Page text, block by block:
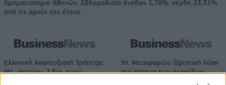
Χρηματιστήριο Αθηνών: Εβδομαδιαία άνοδος 1,76%, κέρδη 23,31%
από τις αρχές του έτους
Ελληνική Αναπτυξιακή Τράπεζα:
Με «προίκα» 2 δισ. ευρώ
Υπ. Μεταφορών: Οριστική λύση
στο ζήτημα των πινακίδων